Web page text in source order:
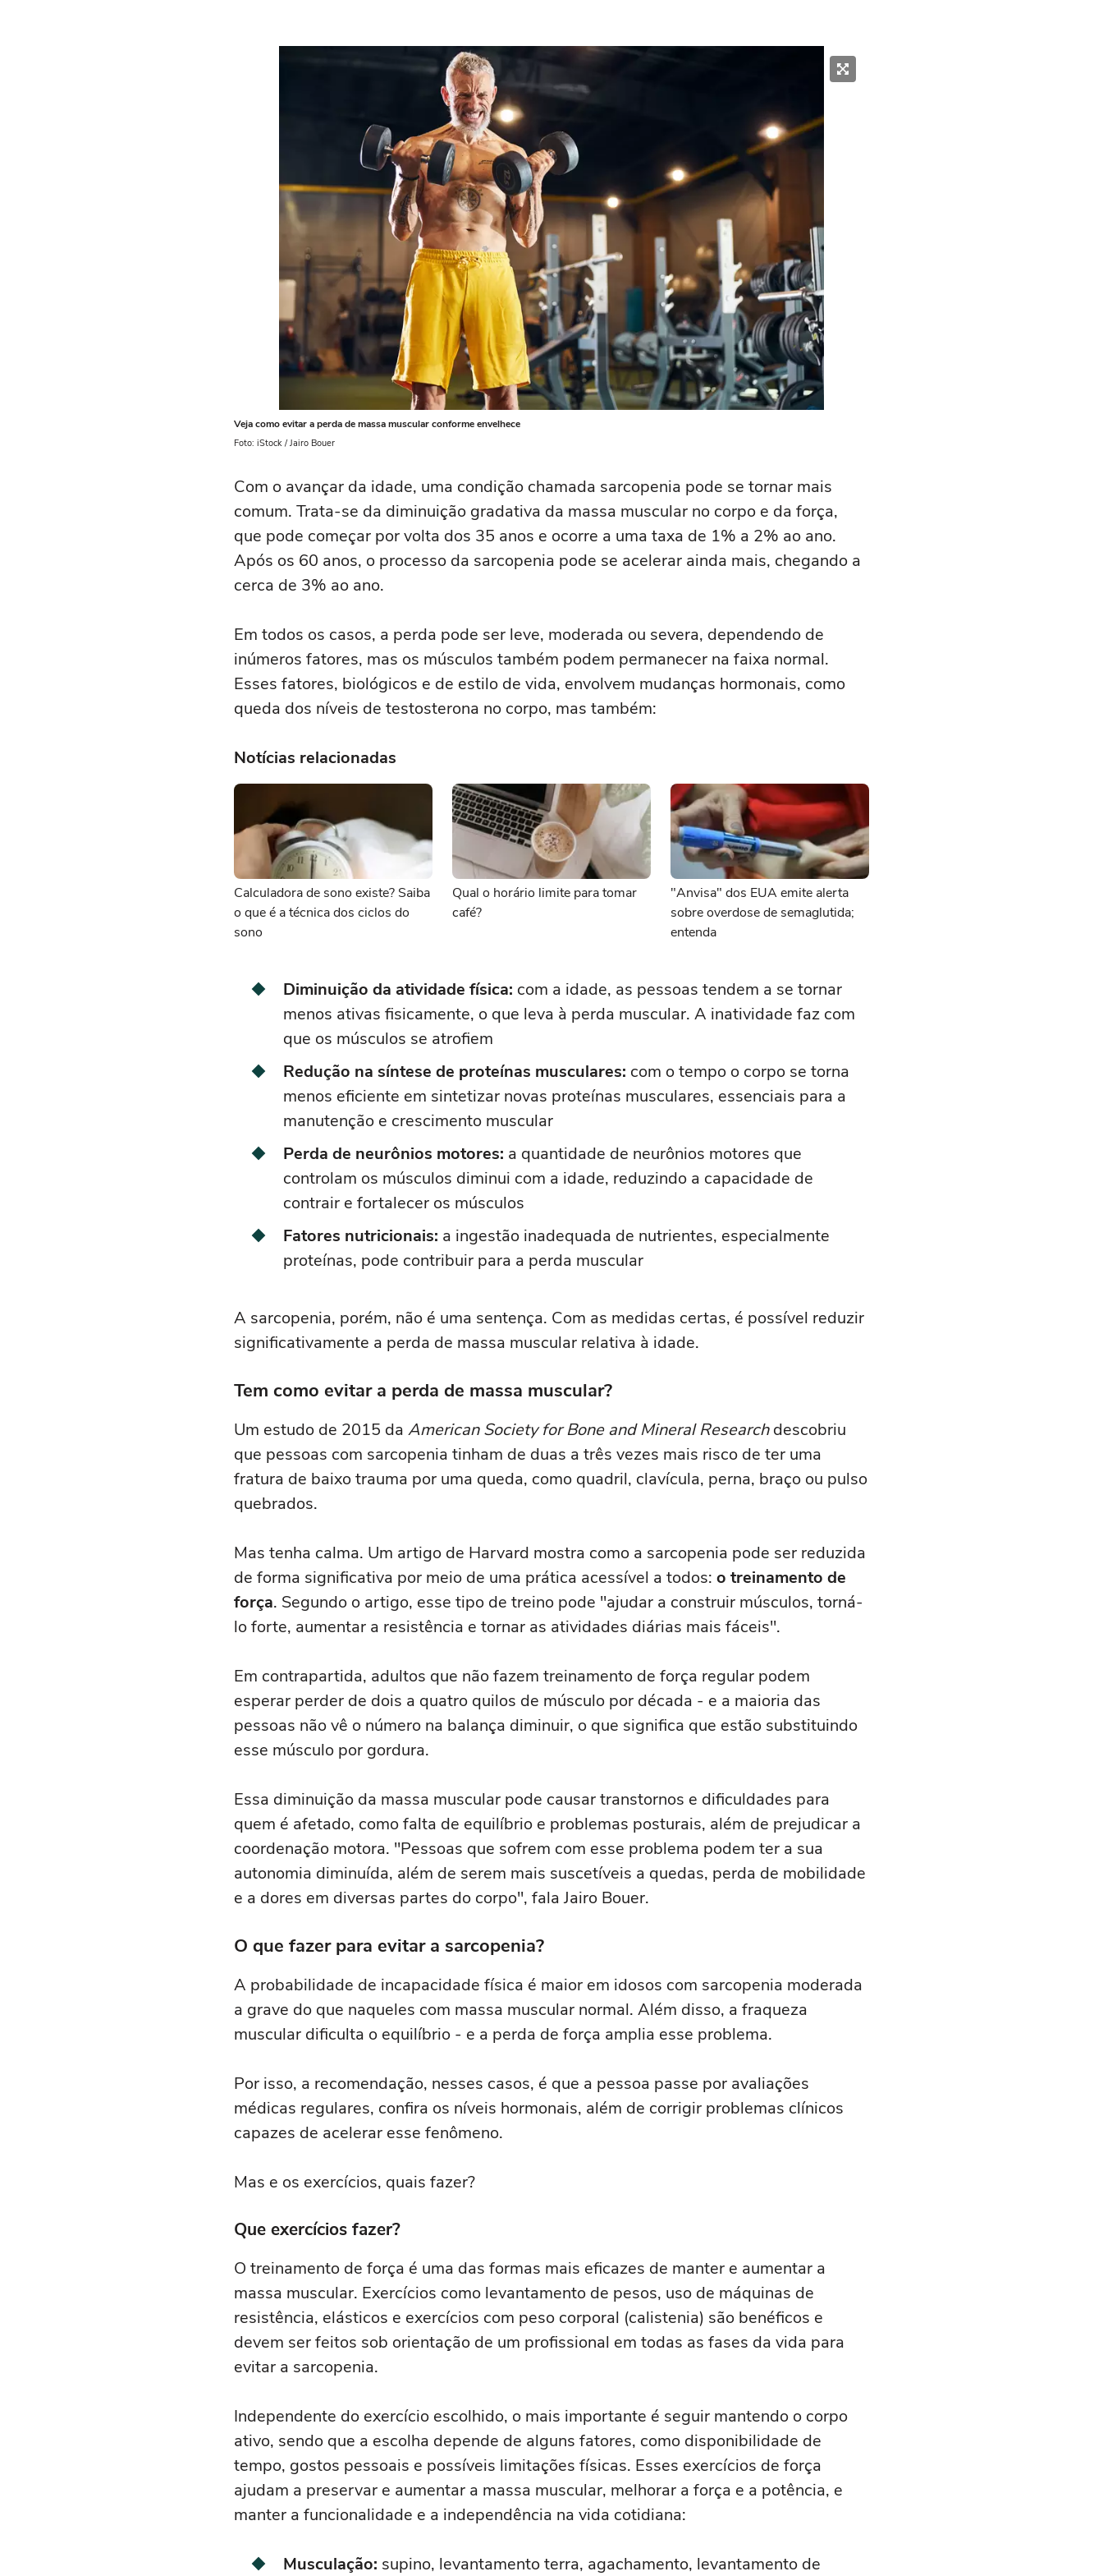
Veja como evitar a perda de massa muscular conforme envelhece
Foto: iStock / Jairo Bouer
Com o avançar da idade, uma condição chamada sarcopenia pode se tornar mais
comum. Trata-se da diminuição gradativa da massa muscular no corpo e da força,
que pode começar por volta dos 35 anos e ocorre a uma taxa de 1% a 2% ao ano.
Após os 60 anos, o processo da sarcopenia pode se acelerar ainda mais, chegando a
cerca de 3% ao ano.
Em todos os casos, a perda pode ser leve, moderada ou severa, dependendo de
inúmeros fatores, mas os músculos também podem permanecer na faixa normal.
Esses fatores, biológicos e de estilo de vida, envolvem mudanças hormonais, como
queda dos níveis de testosterona no corpo, mas também:
Notícias relacionadas
Calculadora de sono existe? Saiba
o que é a técnica dos ciclos do
sono
Qual o horário limite para tomar
café?
"Anvisa" dos EUA emite alerta
sobre overdose de semaglutida;
entenda
Diminuição da atividade física: com a idade, as pessoas tendem a se tornar
menos ativas fisicamente, o que leva à perda muscular. A inatividade faz com
que os músculos se atrofiem
Redução na síntese de proteínas musculares: com o tempo o corpo se torna
menos eficiente em sintetizar novas proteínas musculares, essenciais para a
manutenção e crescimento muscular
Perda de neurônios motores: a quantidade de neurônios motores que
controlam os músculos diminui com a idade, reduzindo a capacidade de
contrair e fortalecer os músculos
Fatores nutricionais: a ingestão inadequada de nutrientes, especialmente
proteínas, pode contribuir para a perda muscular
A sarcopenia, porém, não é uma sentença. Com as medidas certas, é possível reduzir
significativamente a perda de massa muscular relativa à idade.
Tem como evitar a perda de massa muscular?
Um estudo de 2015 da American Society for Bone and Mineral Researchdescobriu
que pessoas com sarcopenia tinham de duas a três vezes mais risco de ter uma
fratura de baixo trauma por uma queda, como quadril, clavícula, perna, braço ou pulso
quebrados.
Mas tenha calma. Um artigo de Harvard mostra como a sarcopenia pode ser reduzida
de forma significativa por meio de uma prática acessível a todos: o treinamento de
força. Segundo o artigo, esse tipo de treino pode "ajudar a construir músculos, torná-
lo forte, aumentar a resistência e tornar as atividades diárias mais fáceis".
Em contrapartida, adultos que não fazem treinamento de força regular podem
esperar perder de dois a quatro quilos de músculo por década - e a maioria das
pessoas não vê o número na balança diminuir, o que significa que estão substituindo
esse músculo por gordura.
Essa diminuição da massa muscular pode causar transtornos e dificuldades para
quem é afetado, como falta de equilíbrio e problemas posturais, além de prejudicar a
coordenação motora. "Pessoas que sofrem com esse problema podem ter a sua
autonomia diminuída, além de serem mais suscetíveis a quedas, perda de mobilidade
e a dores em diversas partes do corpo", fala Jairo Bouer.
O que fazer para evitar a sarcopenia?
A probabilidade de incapacidade física é maior em idosos com sarcopenia moderada
a grave do que naqueles com massa muscular normal. Além disso, a fraqueza
muscular dificulta o equilíbrio - e a perda de força amplia esse problema.
Por isso, a recomendação, nesses casos, é que a pessoa passe por avaliações
médicas regulares, confira os níveis hormonais, além de corrigir problemas clínicos
capazes de acelerar esse fenômeno.
Mas e os exercícios, quais fazer?
Que exercícios fazer?
O treinamento de força é uma das formas mais eficazes de manter e aumentar a
massa muscular. Exercícios como levantamento de pesos, uso de máquinas de
resistência, elásticos e exercícios com peso corporal (calistenia) são benéficos e
devem ser feitos sob orientação de um profissional em todas as fases da vida para
evitar a sarcopenia.
Independente do exercício escolhido, o mais importante é seguir mantendo o corpo
ativo, sendo que a escolha depende de alguns fatores, como disponibilidade de
tempo, gostos pessoais e possíveis limitações físicas. Esses exercícios de força
ajudam a preservar e aumentar a massa muscular, melhorar a força e a potência, e
manter a funcionalidade e a independência na vida cotidiana:
Musculação: supino, levantamento terra, agachamento, levantamento de